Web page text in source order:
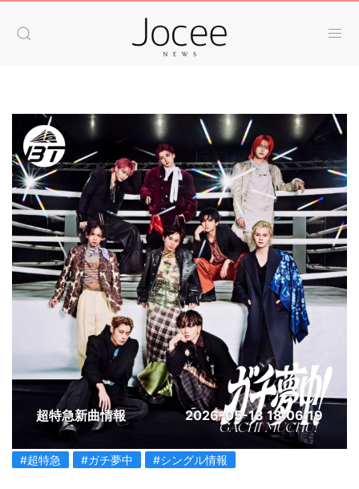
超特急新曲情報 2026-05-13 18:06:19
#超特急 #ガチ夢中 #シングル情報